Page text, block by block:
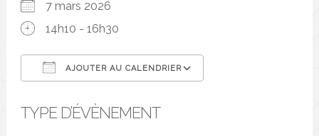
7 mars 2026
14h10 - 16h30
AJOUTER AU CALENDRIER
TYPE D’ÉVÈNEMENT